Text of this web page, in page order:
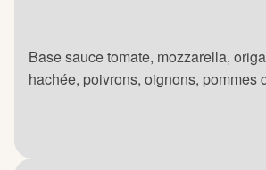
Base sauce tomate, mozzarella,
hachée, poivrons, oignons, pommes